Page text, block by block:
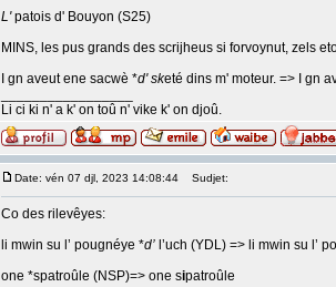
L'patois d' Bouyon (S25)
MINS, les pus grands des scrijheus si forvoynut, zels
I gn aveut ene sacwè *d' sketé dins m' moteur. => I gn
Li ci ki n' a k' on toû n' vike k' on djoû.
Date: vén 07 djl, 2023 14:08:44 Sudjet:
Co des rilevêyes:
li mwin su l’ pougnéye *d’ l’uch (YDL) => li mwin su l’
one *spatroûle (NSP)=> one sipatroûle